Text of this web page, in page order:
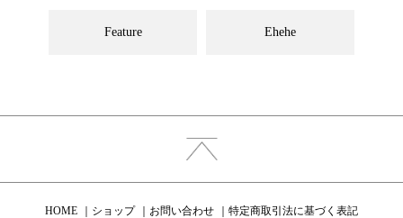
Feature Ehehe
HOME ショップ お問い合わせ 特定商取引法に基づく表記